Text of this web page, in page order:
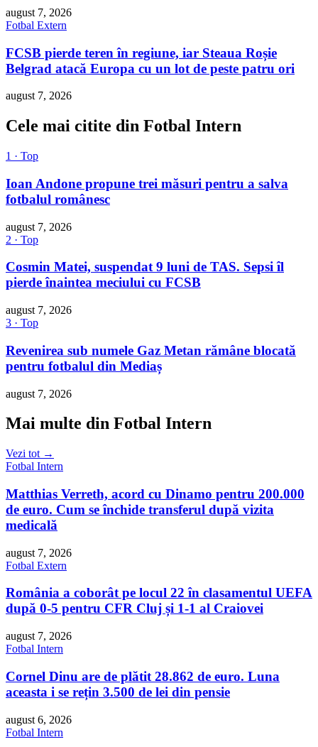
august 7, 2026
Fotbal Extern
FCSB pierde teren în regiune, iar Steaua Roșie
Belgrad atacă Europa cu un lot de peste patru ori
august 7, 2026
Cele mai citite din Fotbal Intern
1 · Top
Ioan Andone propune trei măsuri pentru a salva
fotbalul românesc
august 7, 2026
2 · Top
Cosmin Matei, suspendat 9 luni de TAS. Sepsi îl
pierde înaintea meciului cu FCSB
august 7, 2026
3 · Top
Revenirea sub numele Gaz Metan rămâne blocată
pentru fotbalul din Mediaș
august 7, 2026
Mai multe din Fotbal Intern
Vezi tot →
Fotbal Intern
Matthias Verreth, acord cu Dinamo pentru 200.000
de euro. Cum se închide transferul după vizita
medicală
august 7, 2026
Fotbal Extern
România a coborât pe locul 22 în clasamentul UEFA
după 0-5 pentru CFR Cluj și 1-1 al Craiovei
august 7, 2026
Fotbal Intern
Cornel Dinu are de plătit 28.862 de euro. Luna
aceasta i se rețin 3.500 de lei din pensie
august 6, 2026
Fotbal Intern